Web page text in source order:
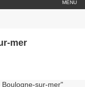
MENU
mer